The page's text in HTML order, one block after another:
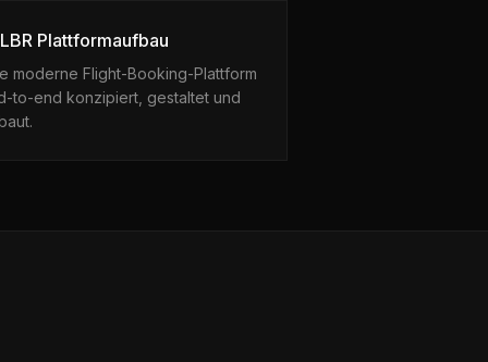
Plattformaufbau
moderne Flight-Booking-Plattform
to-end konzipiert, gestaltet und